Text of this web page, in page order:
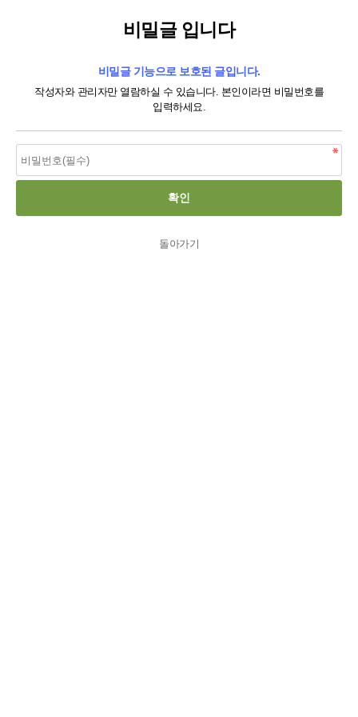
비밀글 입니다
비밀글 기능으로 보호된 글입니다.
작성자와 관리자만 열람하실 수 있습니다. 본인이라면 비밀번호를
입력하세요.
돌아가기